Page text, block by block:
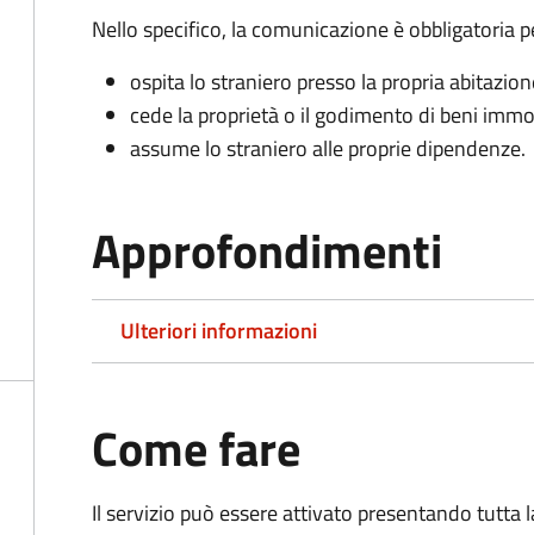
Nello specifico, la comunicazione è obbligatoria
ospita lo straniero presso la propria
cede la proprietà o il godimento di beni
assume lo straniero alle proprie dipendenze.
Approfondimenti
Ulteriori informazioni
Come fare
Il servizio può essere attivato presentando